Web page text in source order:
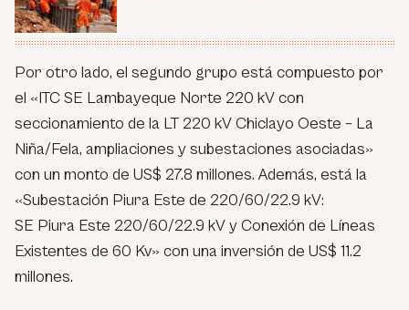
Por otro lado, el segundo grupo está compuesto por
el «ITC SE Lambayeque Norte 220 kV con
seccionamiento de la LT 220 kV Chiclayo Oeste – La
Niña/Fela, ampliaciones y subestaciones asociadas»
con un monto de US$ 27.8 millones. Además, está la
«Subestación Piura Este de 220/60/22.9 kV:
SE Piura Este 220/60/22.9 kV y Conexión de Líneas
Existentes de 60 Kv» con una inversión de US$ 11.2
millones.